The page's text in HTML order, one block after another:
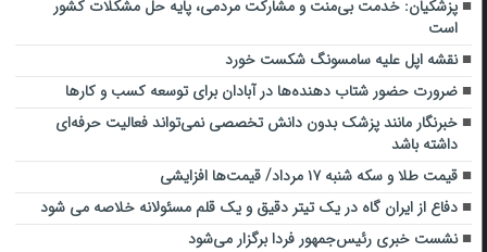
پزشکیان: خدمت بی‌منت و مشارکت مردمی، پایه حل مشکلات کشور
است
نقشه اپل علیه سامسونگ شکست خورد
ضرورت حضور شتاب ‌دهنده‌ها در آبادان برای توسعه کسب‌ و کارها
خبرنگار مانند پزشک بدون دانش تخصصی نمی‌تواند فعالیت حرفه‌ای
داشته باشد
قیمت طلا و سکه شنبه ۱۷ مرداد/ قیمت‌ها افزایشی
دفاع از ایران گاه در یک تیتر دقیق و یک قلم مسئولانه خلاصه می شود
نشست خبری رئیس‌جمهور فردا برگزار می‌شود